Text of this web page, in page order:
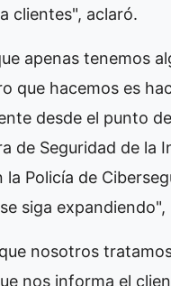
clientes", aclaró.
apenas tenemos
que hacemos es
desde el punto
de Seguridad de la
la Policía de
siga expandiendo",
nosotros
nos informa el